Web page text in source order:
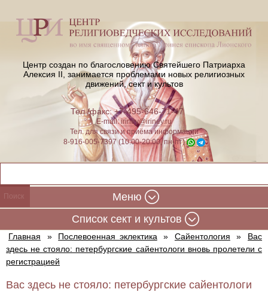
Центр создан по благословению Святейшего Патриарха
Алексия II, занимается проблемами новых религиозных
движений, сект и культов
Тел./факс: +7-495-646-71-47
E-mail:iriney@iriney.ru
Тел. для связи и приёма информации
8-916-005-7397 (10:00-20:00, пн-пт)
Меню
Cписок сект и культов
Главная » Послевоенная эклектика » Сайентология »
Вас
здесь не стояло: петербургские сайентологи вновь пролетели с
регистрацией
Вас здесь не стояло: петербургские сайентологи